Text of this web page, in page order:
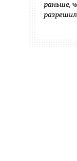
раньше,